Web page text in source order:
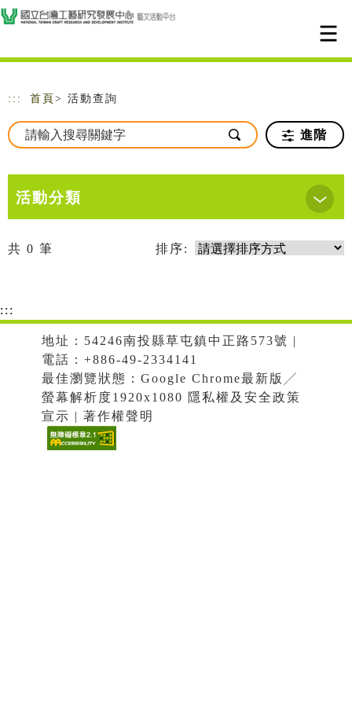
跳到主要內容
網站導覽
::: 首頁 > 活動查詢
進階
活動分類
共 0 筆 排序:
:::
地址：54246南投縣草屯鎮中正路573號 |
電話：+886-49-2334141
最佳瀏覽狀態：Google Chrome最新版╱
螢幕解析度1920x1080 隱私權及安全政策
宣示 | 著作權聲明